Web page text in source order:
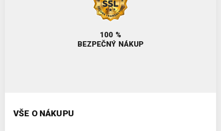
100 %
BEZPEČNÝ NÁKUP
VŠE O NÁKUPU